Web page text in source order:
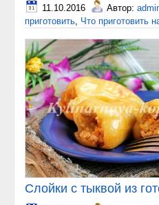
11.10.2016 Автор:
приготовить, Что приготовить
Слойки с тыквой из